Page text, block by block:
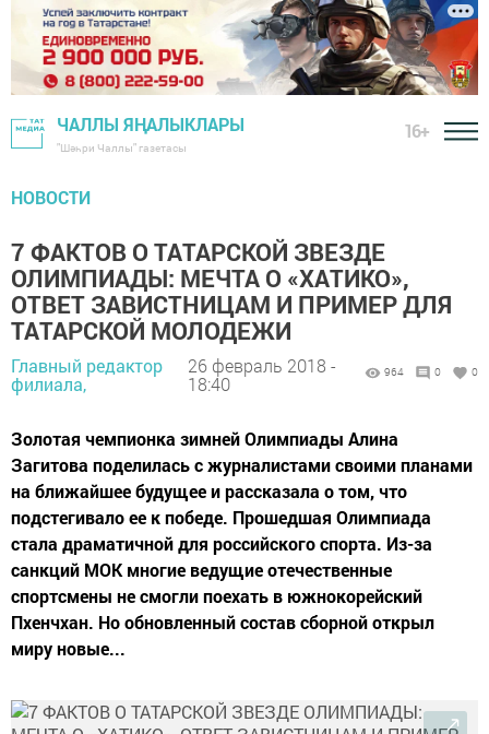
ЧАЛЛЫ ЯҢАЛЫКЛАРЫ
"Шәһри Чаллы" газетасы
16+
НОВОСТИ
7 ФАКТОВ О ТАТАРСКОЙ ЗВЕЗДЕ
ОЛИМПИАДЫ: МЕЧТА О «ХАТИКО»,
ОТВЕТ ЗАВИСТНИЦАМ И ПРИМЕР ДЛЯ
ТАТАРСКОЙ МОЛОДЕЖИ
Главный редактор
филиала,
26 февраль 2018 -
18:40
964 0 0
Золотая чемпионка зимней Олимпиады Алина
Загитова поделилась с журналистами своими планами
на ближайшее будущее и рассказала о том, что
подстегивало ее к победе. Прошедшая Олимпиада
стала драматичной для российского спорта. Из-за
санкций МОК многие ведущие отечественные
спортсмены не смогли поехать в южнокорейский
Пхенчхан. Но обновленный состав сборной открыл
миру новые...